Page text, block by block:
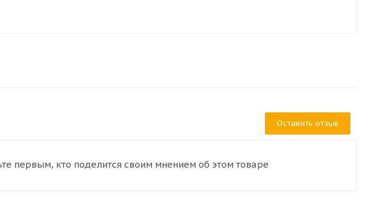
Оставить отзыв
первым, кто поделится своим мнением об этом товаре